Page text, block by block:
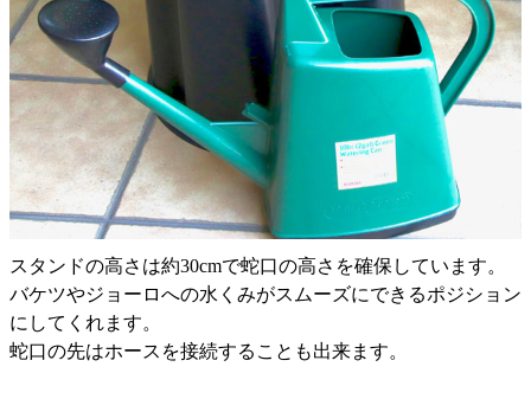
スタンドの高さは約30cmで蛇口の高さを確保しています。
バケツやジョーロへの水くみがスムーズにできるポジション
にしてくれます。
蛇口の先はホースを接続することも出来ます。